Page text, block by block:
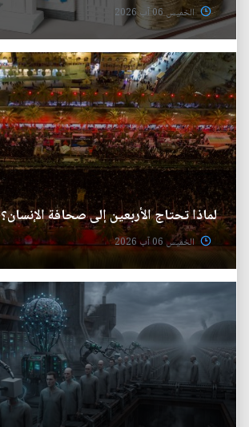
الخميس 06 آب 2026
لماذا تحتاج الأربعين إلى صحافة الإنسان؟
الخميس 06 آب 2026